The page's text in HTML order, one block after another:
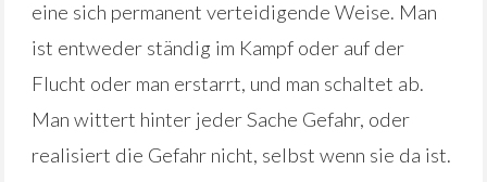
eine sich permanent verteidigende Weise. Man
ist entweder ständig im Kampf oder auf der
Flucht oder man erstarrt, und man schaltet ab.
Man wittert hinter jeder Sache Gefahr, oder
realisiert die Gefahr nicht, selbst wenn sie da ist.